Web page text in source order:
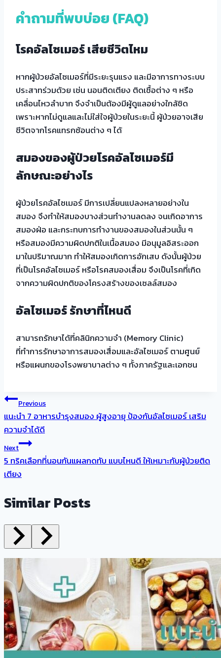
คำถามที่พบบ่อย (FAQ)
โรคอัลไซเมอร์ เสียชีวิตไหม
หากผู้ป่วยอัลไซเมอร์ที่มีระยะรุนแรง และมีอาการทางระบบ
ประสาทร่วมด้วย เช่น นอนติดเตียง ติดเชื้อต่าง ๆ หรือ
เคลื่อนไหวลำบาก จึงจำเป็นต้องมีผู้ดูแลอย่างใกล้ชิด
เพราะหากไม่ดูแลและไม่ใส่ใจผู้ป่วยในระยะนี้ ผู้ป่วยอาจเสีย
ชีวิตจากโรคแทรกซ้อนต่าง ๆ ได้
สมองของผู้ป่วยโรคอัลไซเมอร์มี
ลักษณะอย่างไร
ผู้ป่วยโรคอัลไซเมอร์ มีการเปลี่ยนแปลงหลายอย่างใน
สมอง จึงทำให้สมองบางส่วนทำงานลดลง จนเกิดอาการ
สมองฝ่อ และกระทบการทำงานของสมองในส่วนนั้น ๆ
หรือสมองมีความผิดปกติในเนื้อสมอง มีอนุมูลอิสระออก
มาในปริมาณมาก ทำให้สมองเกิดการอักเสบ ดังนั้นผู้ป่วย
ที่เป็นโรคอัลไซเมอร์ หรือโรคสมองเสื่อม จึงเป็นโรคที่เกิด
จากความผิดปกติของโครงสร้างของเซลล์สมอง
อัลไซเมอร์ รักษาที่ไหนดี
สามารถรักษาได้ที่คลินิกความจำ (Memory Clinic)
ที่ทำการรักษาอาการสมองเสื่อมและอัลไซเมอร์ ตามศูนย์
หรือแผนกของโรงพยาบาลต่าง ๆ ทั้งภาครัฐและเอกชน
แนะแนว
เรื่อง
Previous
แนะนำ 7 อาหารบำรุงสมอง ผู้สูงอายุ ป้องกันอัลไซเมอร์ เสริม
ความจำได้ดี
Next
5 ทริคเลือกที่นอนกันแผลกดทับ แบบไหนดี ให้เหมาะกับผู้ป่วยติด
เตียง
Similar Posts